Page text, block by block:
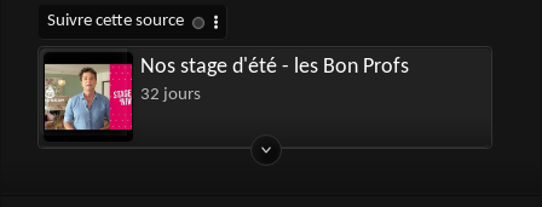
Nos stage d'été - les Bon Profs
32 jours